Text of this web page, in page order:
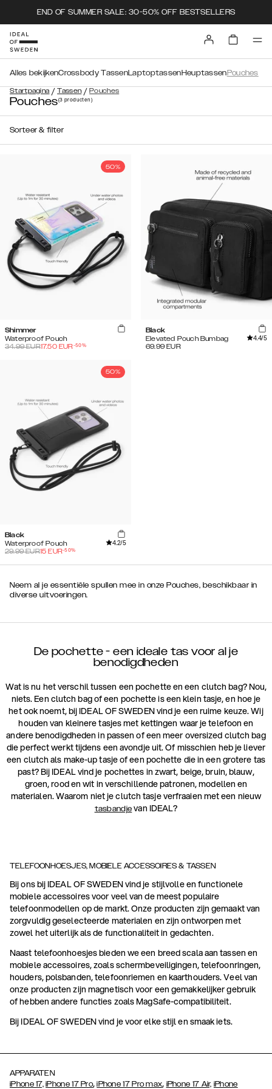
END OF SUMMER SALE: 30-50% OFF BESTSELLERS
Startpagina / Tassen / Pouches
Alles bekijkenCrossbody TassenLaptoptassenHeuptassenPouches
Pouches(3producten)
Sorteer & filter
50%
Shimmer
Waterproof Pouch
34.99EUR17.50 EUR-50%
Black
Elevated Pouch Bumbag
4.4/5
69.99 EUR
50%
Black
Waterproof Pouch
4.2/5
29.99EUR15 EUR-50%
Neem al je essentiële spullen mee in onze Pouches, beschikbaar in
diverse uitvoeringen.
De pochette - een ideale tas voor al je
benodigdheden
Wat is nu het verschil tussen een pochette en een clutch bag? Nou,
niets. Een clutch bag of een pochette is een klein tasje, en hoe je
het ook noemt, bij IDEAL OF SWEDEN vind je een ruime keuze. Wij
houden van kleinere tasjes met kettingen waar je telefoon en
andere benodigdheden in passen of een meer oversized clutch bag
die perfect werkt tijdens een avondje uit. Of misschien heb je liever
een clutch als make-up tasje of een pochette die in een grotere tas
past? Bij IDEAL vind je pochettes in zwart, beige, bruin, blauw,
groen, rood en wit in verschillende patronen, modellen en
materialen. Waarom niet je clutch tasje verfraaien met een nieuw
tasbandje van IDEAL?
TELEFOONHOESJES, MOBIELE ACCESSOIRES & TASSEN
Bij ons bij IDEAL OF SWEDEN vind je stijlvolle en functionele
mobiele accessoires voor veel van de meest populaire
telefoonmodellen op de markt. Onze producten zijn gemaakt van
zorgvuldig geselecteerde materialen en zijn ontworpen met
zowel het uiterlijk als de functionaliteit in gedachten.
Naast telefoonhoesjes bieden we een breed scala aan tassen en
mobiele accessoires, zoals schermbeveiligingen, telefoonringen,
houders, polsbanden, telefoonriemen en kaarthouders. Veel van
onze producten zijn magnetisch voor een gemakkelijker gebruik
of hebben andere functies zoals MagSafe-compatibiliteit.
Bij IDEAL OF SWEDEN vind je voor elke stijl en smaak iets.
APPARATEN
iPhone 17, iPhone 17 Pro,iPhone 17 Pro max, iPhone 17 Air, iPhone